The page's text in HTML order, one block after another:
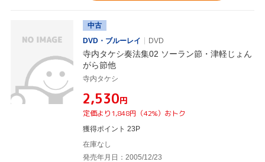
中古
DVD・ブルーレイ
DVD
寺内タケシ奏法集02 ソーラン節・津軽じょん
がら節他
寺内タケシ
¥2,530円
定価より1,848円（42%）おトク
獲得ポイント 23P
在庫なし
発売年月日：2005/12/23